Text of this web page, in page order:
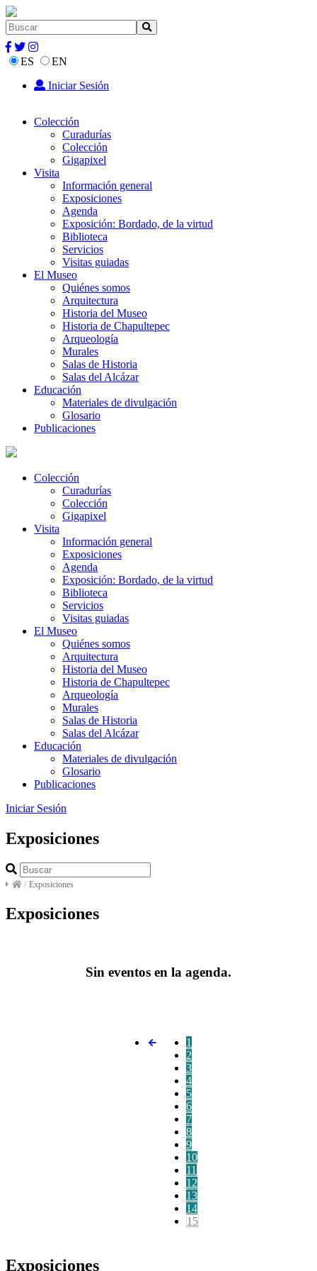
ES
EN
Iniciar Sesión
Colección
Curadurías
Colección
Gigapixel
Visita
Información general
Exposiciones
Agenda
Exposición: Bordado, de la virtud
Biblioteca
Servicios
Visitas guiadas
El Museo
Quiénes somos
Arquitectura
Historia del Museo
Historia de Chapultepec
Arqueología
Murales
Salas de Historia
Salas del Alcázar
Educación
Materiales de divulgación
Glosario
Publicaciones
Colección
Curadurías
Colección
Gigapixel
Visita
Información general
Exposiciones
Agenda
Exposición: Bordado, de la virtud
Biblioteca
Servicios
Visitas guiadas
El Museo
Quiénes somos
Arquitectura
Historia del Museo
Historia de Chapultepec
Arqueología
Murales
Salas de Historia
Salas del Alcázar
Educación
Materiales de divulgación
Glosario
Publicaciones
Iniciar Sesión
Exposiciones
/ Exposiciones
Exposiciones
Sin eventos en la agenda.
1
2
3
4
5
6
7
8
9
10
11
12
13
14
15
Exposiciones